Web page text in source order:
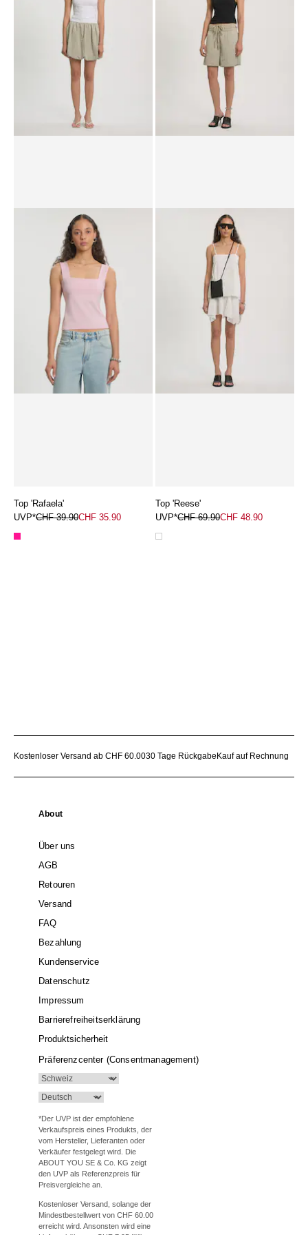
Top 'Padme'
CHF 39.90CHF 29.90 CHF 39.90 CHF 33.90
Top 'Rafaela'
UVP*CHF 39.90CHF 35.90
Top 'Reese'
UVP*CHF 69.90CHF 48.90
Kostenloser Versand ab CHF 60.0030 Tage Rückgabe Kauf auf Rechnung
About
Über uns
AGB
Retouren
Versand
FAQ
Bezahlung
Kundenservice
Datenschutz
Impressum
Barrierefreiheitserklärung
Produktsicherheit
Präferenzcenter (Consentmanagement)
*Der UVP ist der empfohlene
Verkaufspreis eines Produkts, der
vom Hersteller, Lieferanten oder
Verkäufer festgelegt wird. Die
ABOUT YOU SE & Co. KG zeigt
den UVP als Referenzpreis für
Preisvergleiche an.
Kostenloser Versand, solange der
Mindestbestellwert von CHF 60.00
erreicht wird. Ansonsten wird eine